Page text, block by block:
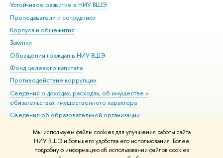
Мы используем файлы cookies для улучшения работы сайта
НИУ ВШЭ и большего удобства его использования. Более
подробную информацию об использовании файлов cookies
Устойчивое развитие в НИУ ВШЭ
Преподаватели и сотрудники
Корпуса и общежития
Закупки
Обращения граждан в НИУ ВШЭ
Фонд целевого капитала
Противодействие коррупции
Сведения о доходах, расходах, об имуществе и
обязательствах имущественного характера
Сведения об образовательной организации
Людям с ограниченными возможностями здоровья
Единая платежная страница
Работа в Вышке